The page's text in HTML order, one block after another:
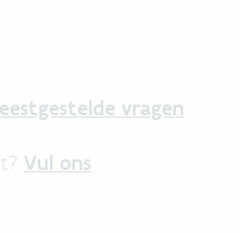
vragen.
Vul ons